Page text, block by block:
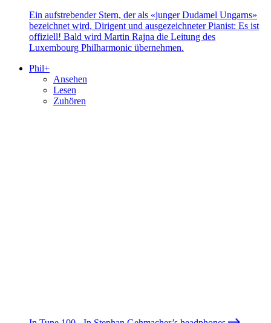
Ein aufstrebender Stern, der als «junger Dudamel Ungarns»
bezeichnet wird, Dirigent und ausgezeichneter Pianist: Es ist
offiziell! Bald wird Martin Rajna die Leitung des
Luxembourg Philharmonic übernehmen.
Phil+
Ansehen
Lesen
Zuhören